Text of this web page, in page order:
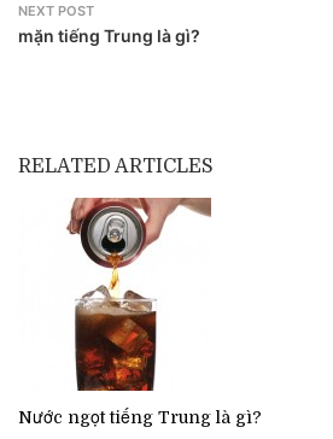
NEXT POST
mặn tiếng Trung là gì?
RELATED ARTICLES
Nước ngọt tiếng Trung là gì?